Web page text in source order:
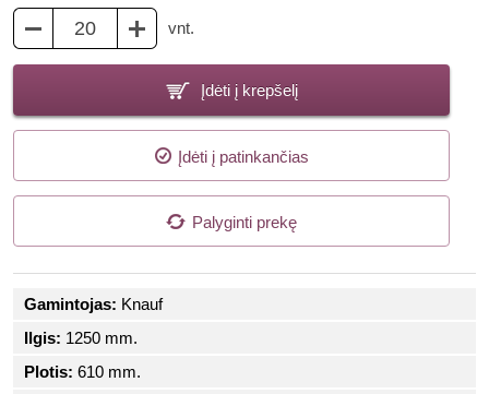
vnt.
Įdėti į krepšelį
Įdėti į patinkančias
Palyginti prekę
Gamintojas: Knauf
Ilgis: 1250 mm.
Plotis: 610 mm.